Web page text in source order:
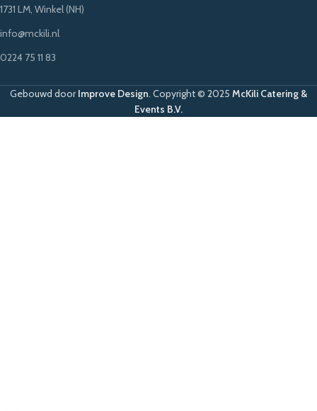
1731 LM, Winkel (NH)
info@mckili.nl
0224 75 11 83
Gebouwd doorImprove Design Copyright © 2025 McKili Catering &
Events B.V.